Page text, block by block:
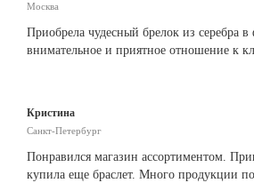
Москва
Приобрела чудесный брелок из серебра
внимательное и приятное отношение к
Кристина
Санкт-Петербург
Понравился магазин ассортиментом.
купила еще браслет. Много продукции